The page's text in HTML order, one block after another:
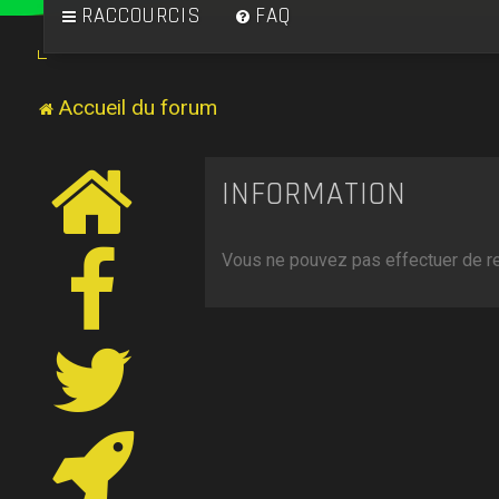
RACCOURCIS FAQ
Accueil du forum
INFORMATION
Vous ne pouvez pas effectuer de